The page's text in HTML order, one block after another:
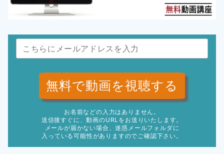
無料で動画を視聴する
お名前などの入力はありません。
送信後すぐに、動画のURLをお送りいたします。
メールが届かない場合、迷惑メールフォルダに
入っている可能性がありますのでご確認下さい。